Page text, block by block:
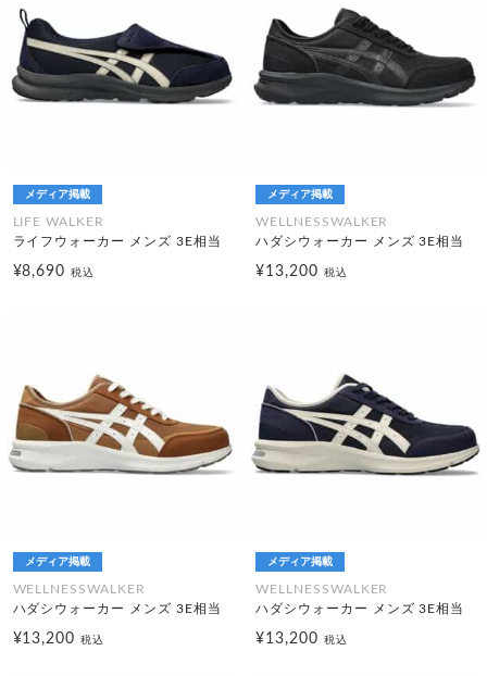
メディア掲載
LIFE WALKER
ライフウォーカー メンズ 3E相当
¥8,690税込
メディア掲載
WELLNESSWALKER
ハダシウォーカー メンズ 3E相当
¥13,200 税込
メディア掲載
WELLNESSWALKER
ハダシウォーカー メンズ 3E相当
¥13,200税込
メディア掲載
WELLNESSWALKER
ハダシウォーカー メンズ 3E相当
¥13,200 税込